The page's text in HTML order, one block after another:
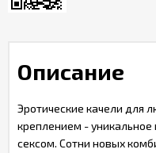
Описание
Эротические качели для
креплением - уникальное
сексом. Сотни новых